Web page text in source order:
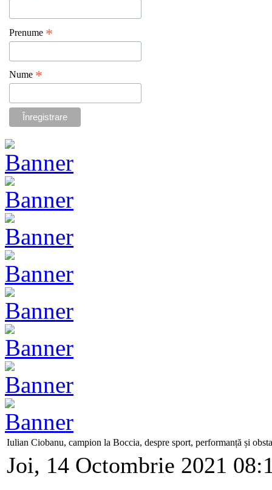
Prenume *
Nume *
Iulian Ciobanu, campion la Boccia, despre sport, performanță și
Joi, 14 Octombrie 2021